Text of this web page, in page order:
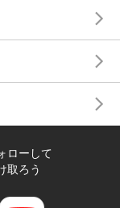
ローして
取ろう